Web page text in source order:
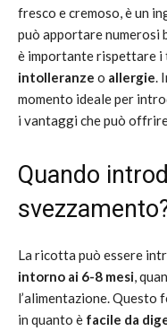
fresco e cremoso, è un
può apportare numerosi
è importante rispettare i
intolleranze o allergie.
momento ideale per
i vantaggi che può
Quando
La ricotta può essere
intorno ai 6-8 mesi,
l’alimentazione.
in quanto è facile da